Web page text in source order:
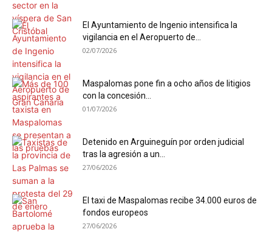
El Ayuntamiento de Ingenio intensifica la
vigilancia en el Aeropuerto de...
02/07/2026
Maspalomas pone fin a ocho años de litigios
con la concesión...
01/07/2026
Detenido en Arguineguín por orden judicial
tras la agresión a un...
27/06/2026
El taxi de Maspalomas recibe 34.000 euros de
fondos europeos
27/06/2026